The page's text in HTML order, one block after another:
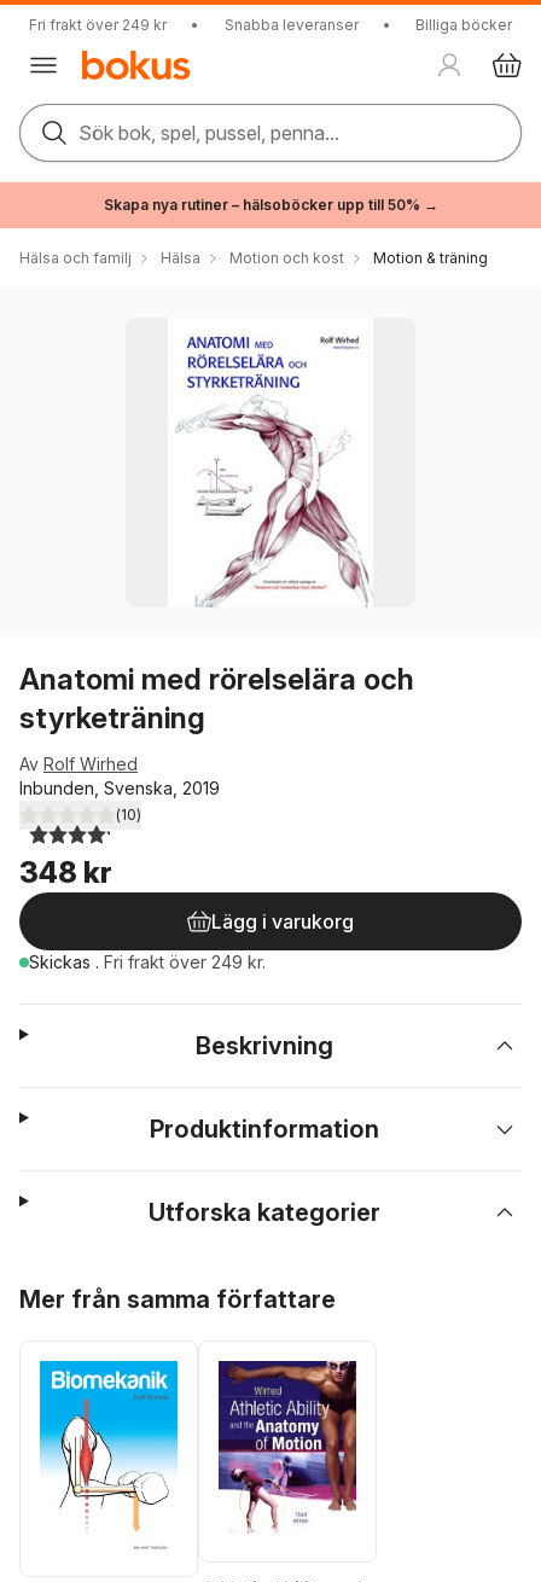
Fri frakt över 249 kr • Snabba leveranser • Billiga böcker
Sök bok, spel, pussel, penna...
Skapa nya rutiner – hälsoböcker upp till 50% →
Hälsa och familj Hälsa Motion och kost Motion & träning
Anatomi med rörelselära och
styrketräning
Av Rolf Wirhed
Inbunden, Svenska, 2019
4,2utav 5 stjärnor. Totalt antal röster:
(10)
348 kr
Lägg i varukorg
Skickas . Fri frakt över 249 kr.
Beskrivning
Produktinformation
Utforska kategorier
Mer från samma författare